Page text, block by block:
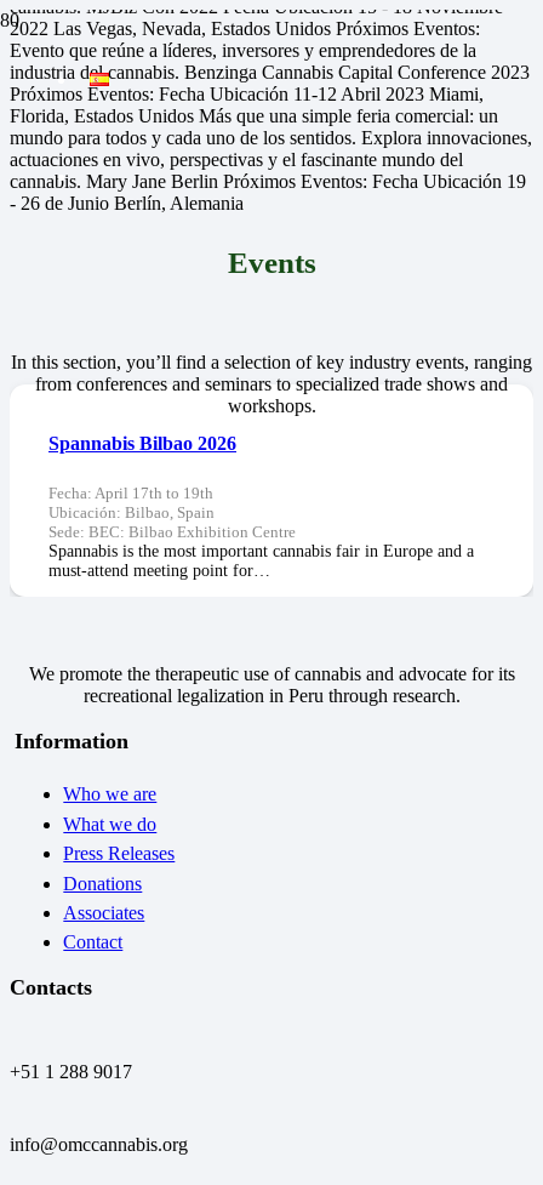
cannabis. MJBiz Con 2022 Fecha Ubicación 15 - 18 Noviembre
2022 Las Vegas, Nevada, Estados Unidos Próximos Eventos:
Evento que reúne a líderes, inversores y emprendedores de la
industria del cannabis. Benzinga Cannabis Capital Conference 2023
Próximos Eventos: Fecha Ubicación 11-12 Abril 2023 Miami,
Florida, Estados Unidos Más que una simple feria comercial: un
mundo para todos y cada uno de los sentidos. Explora innovaciones,
actuaciones en vivo, perspectivas y el fascinante mundo del
cannabis. Mary Jane Berlin Próximos Eventos: Fecha Ubicación 19
- 26 de Junio Berlín, Alemania
Events
In this section, you’ll find a selection of key industry events, ranging
from conferences and seminars to specialized trade shows and
workshops.
Spannabis Bilbao 2026
Fecha: April 17th to 19th
Ubicación: Bilbao, Spain
Sede: BEC: Bilbao Exhibition Centre
Spannabis is the most important cannabis fair in Europe and a
must-attend meeting point for…
We promote the therapeutic use of cannabis and advocate for its
recreational legalization in Peru through research.
Information
Who we are
What we do
Press Releases
Donations
Associates
Contact
Contacts
+51 1 288 9017
info@omccannabis.org